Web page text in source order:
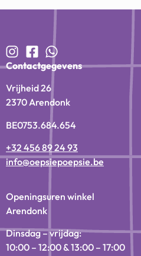
Contactgegevens
Vrijheid 26
2370 Arendonk
BE0753.684.654
+32 456 89 24 93
info@oepsiepoepsie.be
Openingsuren winkel
Arendonk
Dinsdag – vrijdag:
10:00 – 12:00 & 13:00 – 17:00